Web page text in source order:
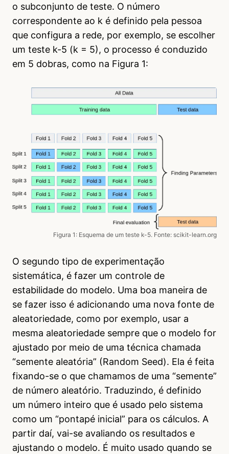
o subconjunto de teste. O número
correspondente ao k é definido pela pessoa
que configura a rede, por exemplo, se escolher
um teste k-5 (k = 5), o processo é conduzido
em 5 dobras, como na Figura 1:
Figura 1: Esquema de um teste k-5. Fonte: scikit-learn.org
O segundo tipo de experimentação
sistemática, é fazer um controle de
estabilidade do modelo. Uma boa maneira de
se fazer isso é adicionando uma nova fonte de
aleatoriedade, como por exemplo, usar a
mesma aleatoriedade sempre que o modelo for
ajustado por meio de uma técnica chamada
“semente aleatória” (Random Seed). Ela é feita
fixando-se o que chamamos de uma “semente”
de número aleatório. Traduzindo, é definido
um número inteiro que é usado pelo sistema
como um “pontapé inicial” para os cálculos. A
partir daí, vai-se avaliando os resultados e
ajustando o modelo. É muito usado quando se